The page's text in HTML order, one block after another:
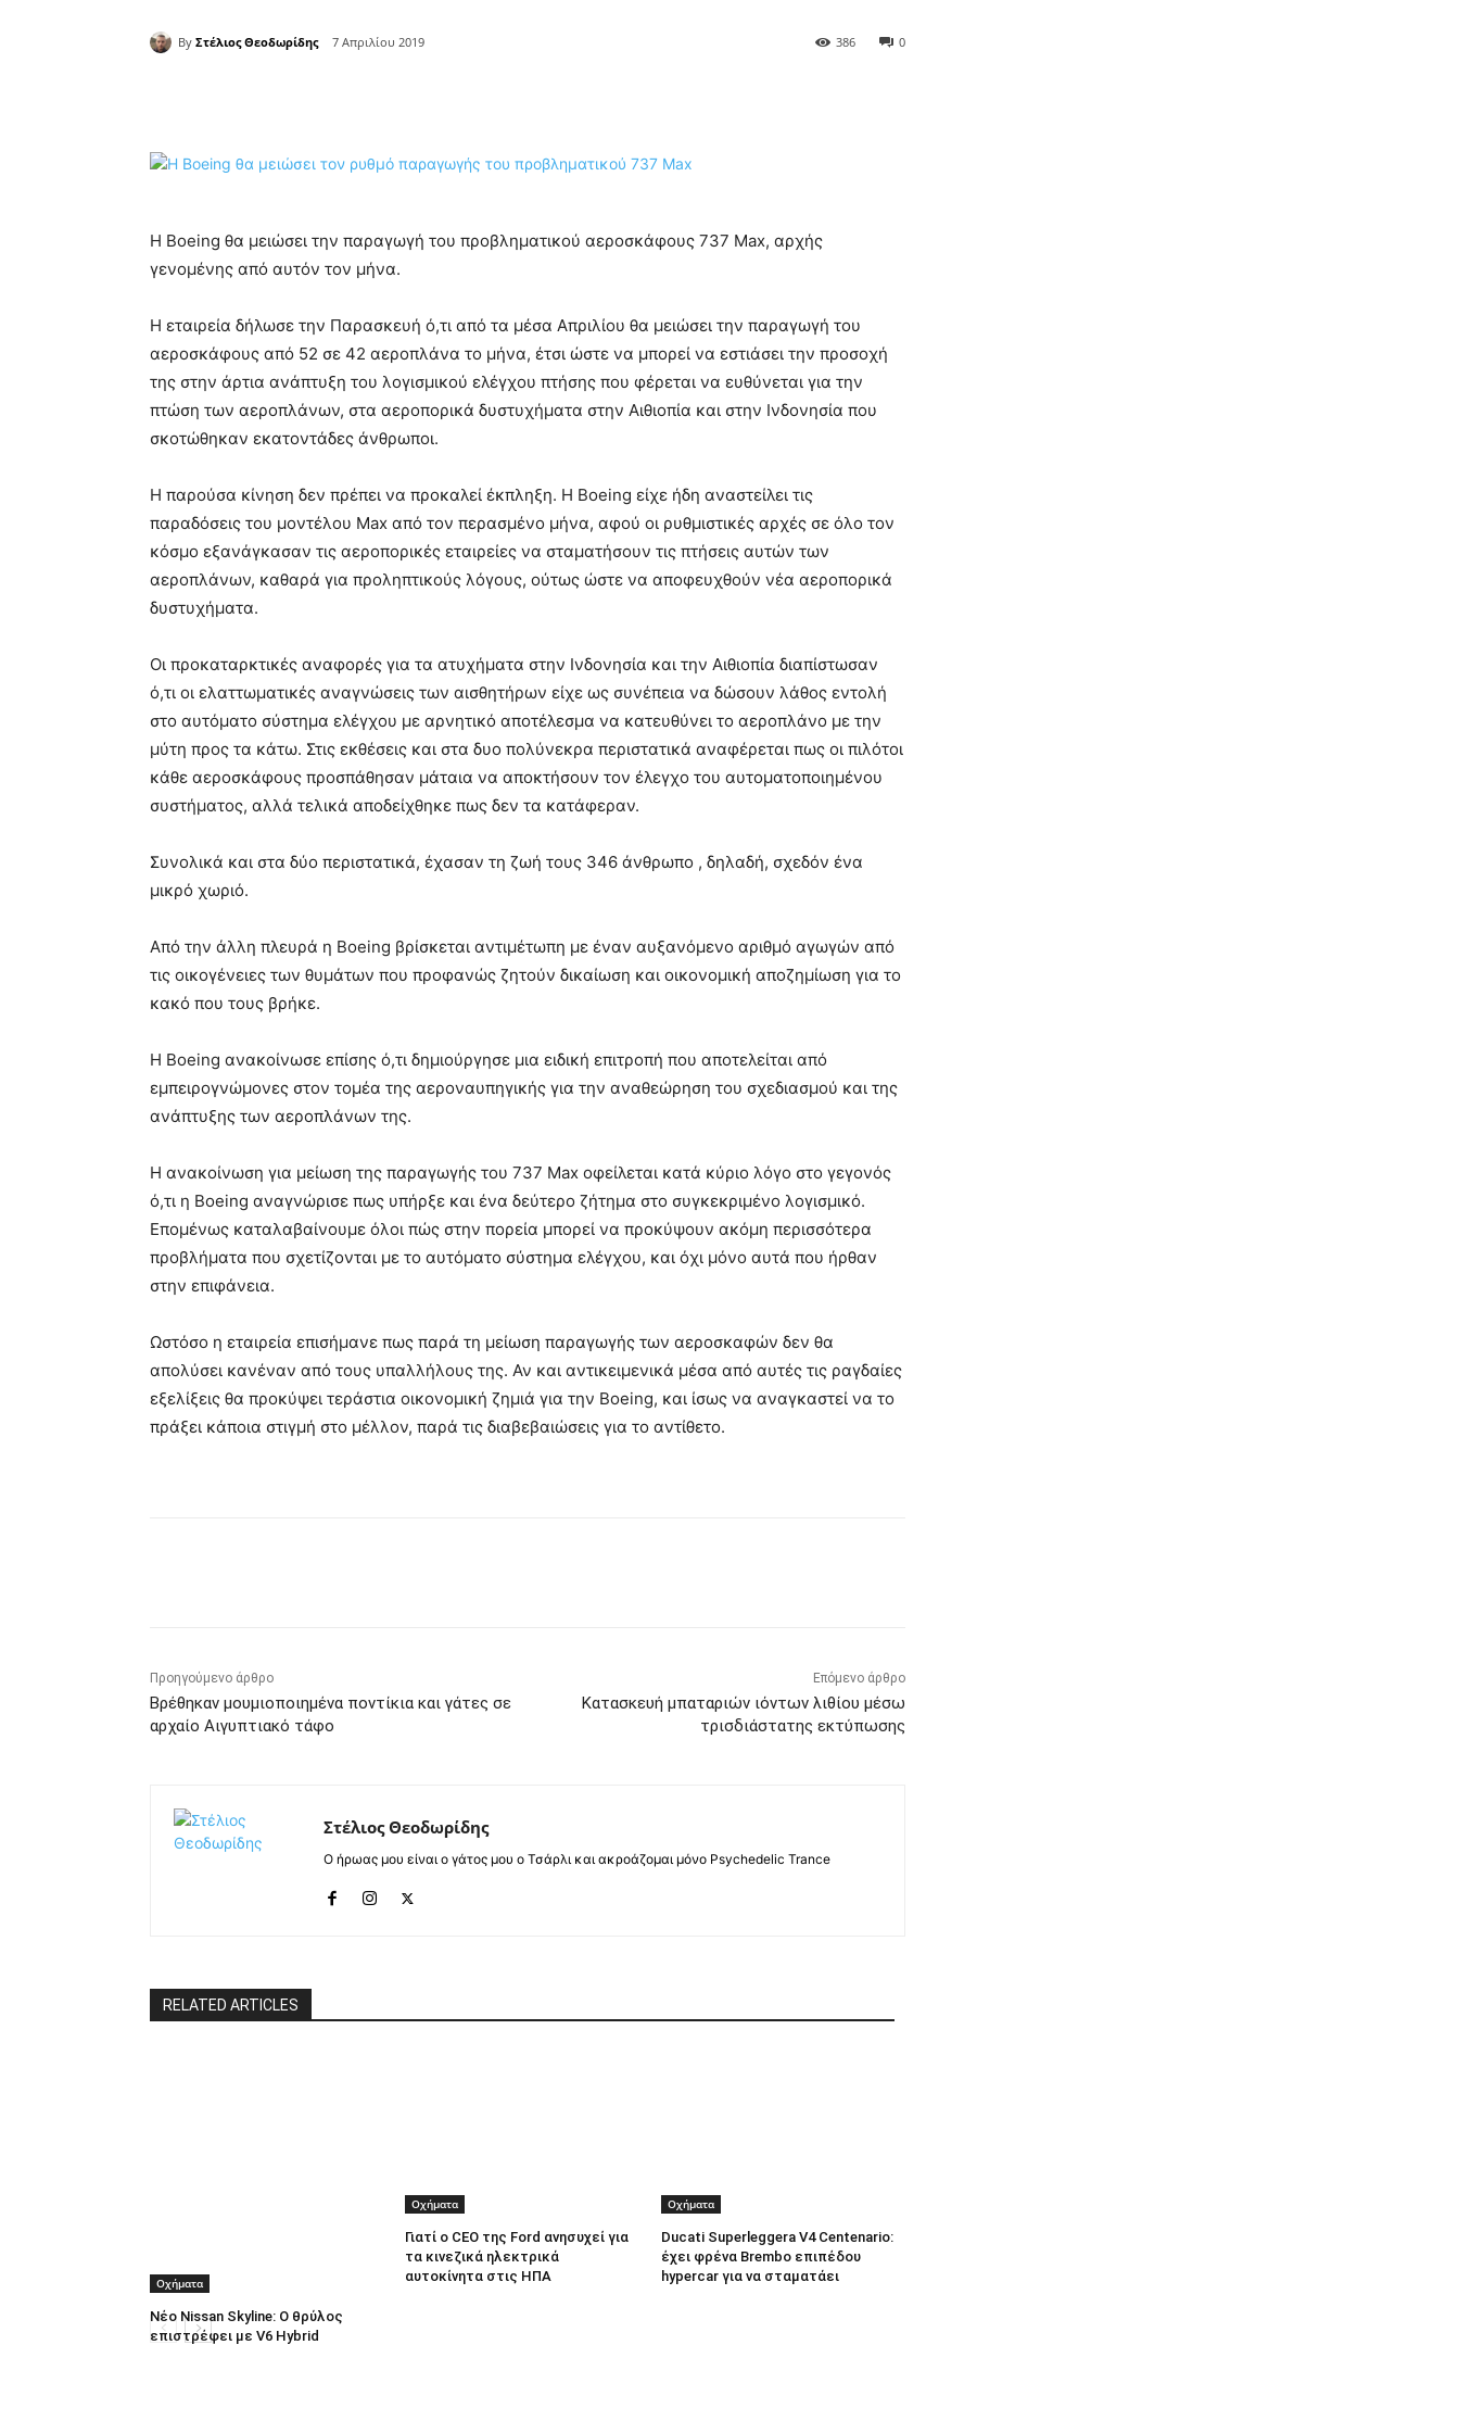
By Στέλιος Θεοδωρίδης 7 Απριλίου 2019 0
386
Η Boeing θα μειώσει την παραγωγή του προβληματικού αεροσκάφους 737 Max, αρχής
γενομένης από αυτόν τον μήνα.
Η εταιρεία δήλωσε την Παρασκευή ό,τι από τα μέσα Απριλίου θα μειώσει την παραγωγή του
αεροσκάφους από 52 σε 42 αεροπλάνα το μήνα, έτσι ώστε να μπορεί να εστιάσει την προσοχή
της στην άρτια ανάπτυξη του λογισμικού ελέγχου πτήσης που φέρεται να ευθύνεται για την
πτώση των αεροπλάνων, στα αεροπορικά δυστυχήματα στην Αιθιοπία και στην Ινδονησία που
σκοτώθηκαν εκατοντάδες άνθρωποι.
Η παρούσα κίνηση δεν πρέπει να προκαλεί έκπληξη. Η Boeing είχε ήδη αναστείλει τις
παραδόσεις του μοντέλου Max από τον περασμένο μήνα, αφού οι ρυθμιστικές αρχές σε όλο τον
κόσμο εξανάγκασαν τις αεροπορικές εταιρείες να σταματήσουν τις πτήσεις αυτών των
αεροπλάνων, καθαρά για προληπτικούς λόγους, ούτως ώστε να αποφευχθούν νέα αεροπορικά
δυστυχήματα.
Οι προκαταρκτικές αναφορές για τα ατυχήματα στην Ινδονησία και την Αιθιοπία διαπίστωσαν
ό,τι οι ελαττωματικές αναγνώσεις των αισθητήρων είχε ως συνέπεια να δώσουν λάθος εντολή
στο αυτόματο σύστημα ελέγχου με αρνητικό αποτέλεσμα να κατευθύνει το αεροπλάνο με την
μύτη προς τα κάτω. Στις εκθέσεις και στα δυο πολύνεκρα περιστατικά αναφέρεται πως οι πιλότοι
κάθε αεροσκάφους προσπάθησαν μάταια να αποκτήσουν τον έλεγχο του αυτοματοποιημένου
συστήματος, αλλά τελικά αποδείχθηκε πως δεν τα κατάφεραν.
Συνολικά και στα δύο περιστατικά, έχασαν τη ζωή τους 346 άνθρωπο , δηλαδή, σχεδόν ένα
μικρό χωριό.
Από την άλλη πλευρά η Boeing βρίσκεται αντιμέτωπη με έναν αυξανόμενο αριθμό αγωγών από
τις οικογένειες των θυμάτων που προφανώς ζητούν δικαίωση και οικονομική αποζημίωση για το
κακό που τους βρήκε.
Η Boeing ανακοίνωσε επίσης ό,τι δημιούργησε μια ειδική επιτροπή που αποτελείται από
εμπειρογνώμονες στον τομέα της αεροναυπηγικής για την αναθεώρηση του σχεδιασμού και της
ανάπτυξης των αεροπλάνων της.
Η ανακοίνωση για μείωση της παραγωγής του 737 Max οφείλεται κατά κύριο λόγο στο γεγονός
ό,τι η Boeing αναγνώρισε πως υπήρξε και ένα δεύτερο ζήτημα στο συγκεκριμένο λογισμικό.
Επομένως καταλαβαίνουμε όλοι πώς στην πορεία μπορεί να προκύψουν ακόμη περισσότερα
προβλήματα που σχετίζονται με το αυτόματο σύστημα ελέγχου, και όχι μόνο αυτά που ήρθαν
στην επιφάνεια.
Ωστόσο η εταιρεία επισήμανε πως παρά τη μείωση παραγωγής των αεροσκαφών δεν θα
απολύσει κανέναν από τους υπαλλήλους της. Αν και αντικειμενικά μέσα από αυτές τις ραγδαίες
εξελίξεις θα προκύψει τεράστια οικονομική ζημιά για την Boeing, και ίσως να αναγκαστεί να το
πράξει κάποια στιγμή στο μέλλον, παρά τις διαβεβαιώσεις για το αντίθετο.
Προηγούμενο άρθρο
Βρέθηκαν μουμιοποιημένα ποντίκια και γάτες σε
αρχαίο Αιγυπτιακό τάφο
Επόμενο άρθρο
Κατασκευή μπαταριών ιόντων λιθίου μέσω
τρισδιάστατης εκτύπωσης
Στέλιος Θεοδωρίδης
Ο ήρωας μου είναι ο γάτος μου ο Τσάρλι και ακροάζομαι μόνο Psychedelic Trance
RELATED ARTICLES
Οχήματα
Νέο Nissan Skyline: Ο θρύλος
επιστρέφει με V6 Hybrid
Οχήματα
Γιατί ο CEO της Ford ανησυχεί για
τα κινεζικά ηλεκτρικά
αυτοκίνητα στις ΗΠΑ
Οχήματα
Ducati Superleggera V4 Centenario:
έχει φρένα Brembo επιπέδου
hypercar για να σταματάει